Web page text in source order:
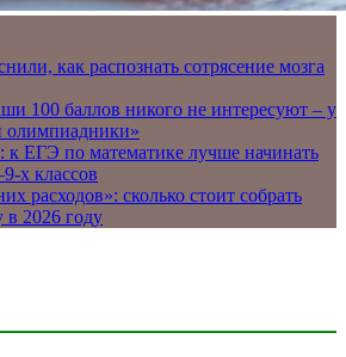
как распознать сотрясение мозга
100 баллов никого не интересуют – у
олимпиадники»
к ЕГЭ по математике лучше начинать
х классов
расходов»: сколько стоит собрать
в 2026 году